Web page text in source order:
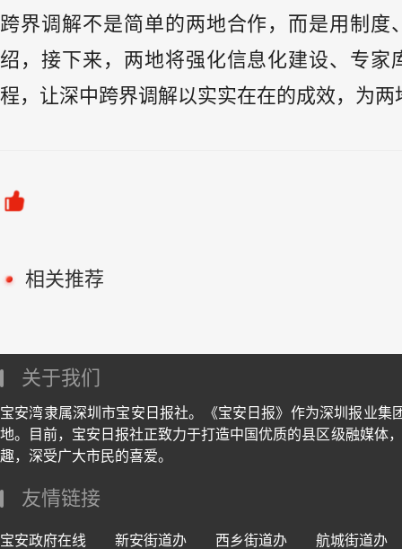
跨界调解不是简单的两地合作，而是用制
绍，接下来，两地将强化信息化建设、专
程，让深中跨界调解以实实在在的成效，为
相关推荐
关于我们
宝安湾隶属深圳市宝安日报社。《宝安日报》作为深圳报业
地。目前，宝安日报社正致力于打造中国优质的县区级融媒体
趣，深受广大市民的喜爱。
友情链接
宝安政府在线 新安街道办 西乡街道办 航城街道办